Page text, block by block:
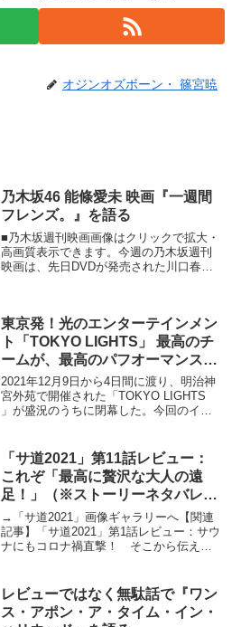
オジンオズボーン・ 篠宮暁
乃木坂46 能條愛未 映画『一週間
フレンズ。』を語る
■乃木坂週刊映画画像はクリックで拡大・
高画質表示できます。今週の乃木坂週刊
映画は、先日DVDが発売された川口春奈
プレッションで思う方も...
東京発！光のエンターテインメン
ト「TOKYO LIGHTS」 最高のチ
ームが、最高のパフオーマンスで
魅せた4日間！
2021年12月9日から4日間に渡り、明治神
宮外苑で開催された「TOKYO LIGHTS
」が盛況のうちに閉幕した。今回のイベ
最先端XR（クロスリアリティ）技術を活
用...
「サ道2021」第11話レビュー：
これぞ「最高に贅沢な大人の遠
足！」（※ストーリーネタバレあ
り）
→「サ道2021」画像ギャラリーへ【関連
記事】「サ道2021」第1話レビュー：サウ
ナにもコロナ禍直撃！ そこから伝える
痴を消す効用あり！ 錦糸町・黄金湯に
早くイキ...
レビューではなく無駄話で『ワン
ス・アポン・ア・タイム・イン・